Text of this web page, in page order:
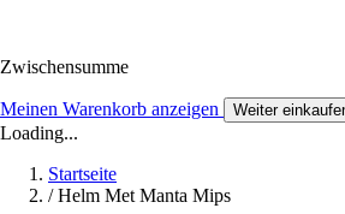
Zwischensumme
Meinen Warenkorb anzeigen Weiter
Loading...
Startseite
/ Helm Met Manta Mips